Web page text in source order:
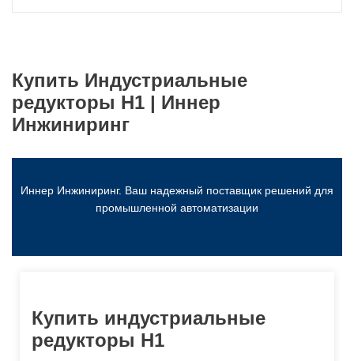
Купить Индустриальные
редукторы H1 | Иннер
Инжиниринг
Иннер Инжиниринг. Ваш надежный поставщик решений для
промышленной автоматизации
Купить индустриальные
редукторы H1